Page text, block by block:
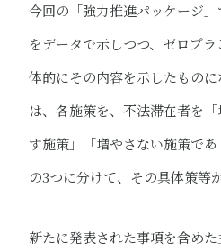
今回の「強力推進パッケージ
をデータで示しつつ、ゼロプ
体的にその内容を示したもの
は、各施策を、不法滞在者を
す施策」「増やさない施策であ
の3つに分けて、その具体策等
新たに発表された事項を含め